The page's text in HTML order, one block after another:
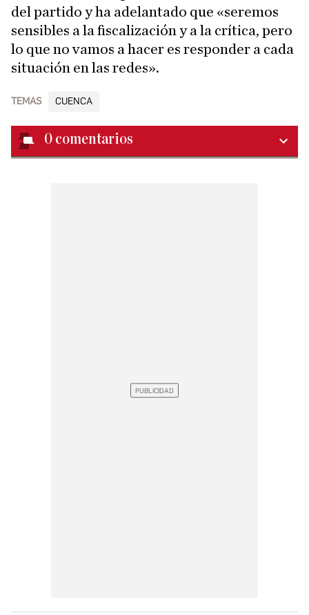
del partido y ha adelantado que «seremos
sensibles a la fiscalización y a la crítica, pero
lo que no vamos a hacer es responder a cada
situación en las redes».
TEMAS CUENCA
0 comentarios